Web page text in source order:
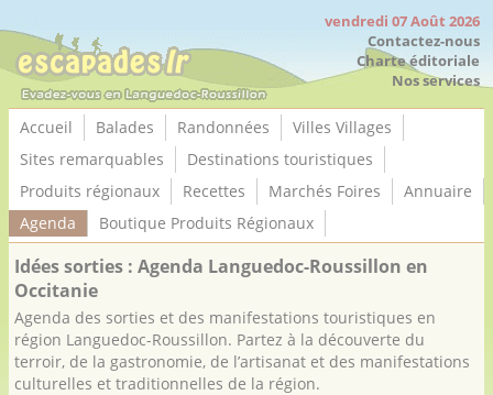
vendredi 07 Août 2026
Contactez-nous
Charte éditoriale
Nos services
Accueil Balades Randonnées
Villes Villages
Sites remarquables
Destinations touristiques
Produits régionaux
Recettes Marchés Foires
Annuaire
Agenda
Boutique Produits Régionaux
Idées sorties : Agenda Languedoc-Roussillon en
Occitanie
Agenda des sorties et des manifestations touristiques en
région Languedoc-Roussillon. Partez à la découverte du
terroir, de la gastronomie, de l’artisanat et des manifestations
culturelles et traditionnelles de la région.